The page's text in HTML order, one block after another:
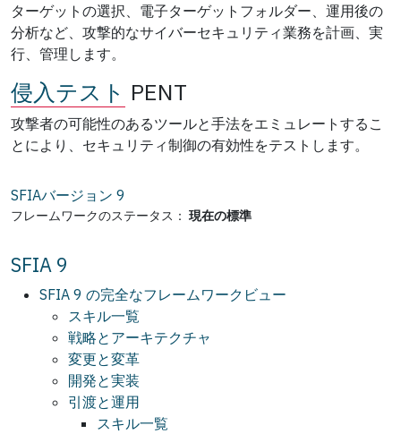
ターゲットの選択、電子ターゲットフォルダー、運用後の
分析など、攻撃的なサイバーセキュリティ業務を計画、実
行、管理します。
侵入テスト PENT
攻撃者の可能性のあるツールと手法をエミュレートするこ
とにより、セキュリティ制御の有効性をテストします。
SFIAバージョン 9
フレームワークのステータス： 現在の標準
SFIA 9
SFIA 9 の完全なフレームワークビュー
スキル一覧
戦略とアーキテクチャ
変更と変革
開発と実装
引渡と運用
スキル一覧